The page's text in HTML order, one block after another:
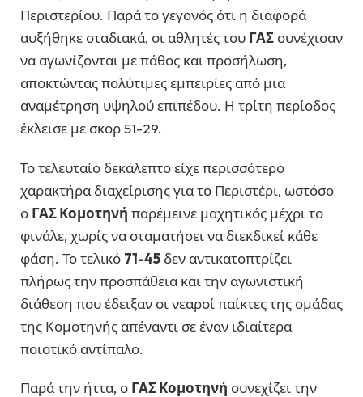
Περιστερίου. Παρά το γεγονός ότι η διαφορά
αυξήθηκε σταδιακά, οι αθλητές του ΓΑΣ συνέχισαν
να αγωνίζονται με πάθος και προσήλωση,
αποκτώντας πολύτιμες εμπειρίες από μια
αναμέτρηση υψηλού επιπέδου. Η τρίτη περίοδος
έκλεισε με σκορ 51-29.
Το τελευταίο δεκάλεπτο είχε περισσότερο
χαρακτήρα διαχείρισης για το Περιστέρι, ωστόσο
ο ΓΑΣ Κομοτηνή παρέμεινε μαχητικός μέχρι το
φινάλε, χωρίς να σταματήσει να διεκδικεί κάθε
φάση. Το τελικό 71-45 δεν αντικατοπτρίζει
πλήρως την προσπάθεια και την αγωνιστική
διάθεση που έδειξαν οι νεαροί παίκτες της ομάδας
της Κομοτηνής απέναντι σε έναν ιδιαίτερα
ποιοτικό αντίπαλο.
Παρά την ήττα, ο ΓΑΣ Κομοτηνή συνεχίζει την